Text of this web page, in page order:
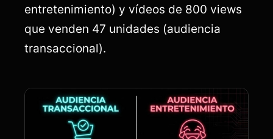
entretenimiento) y vídeos de 800 views
que venden 47 unidades (audiencia
transaccional).